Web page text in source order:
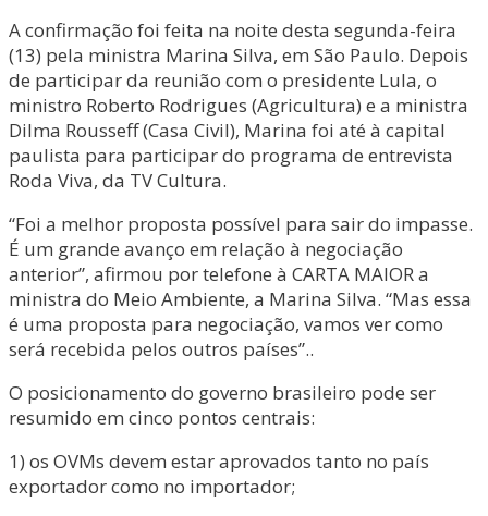
A confirmação foi feita na noite desta segunda-feira
(13) pela ministra Marina Silva, em São Paulo. Depois
de participar da reunião com o presidente Lula, o
ministro Roberto Rodrigues (Agricultura) e a ministra
Dilma Rousseff (Casa Civil), Marina foi até à capital
paulista para participar do programa de entrevista
Roda Viva, da TV Cultura.
“Foi a melhor proposta possível para sair do impasse.
É um grande avanço em relação à negociação
anterior”, afirmou por telefone à CARTA MAIOR a
ministra do Meio Ambiente, a Marina Silva. “Mas essa
é uma proposta para negociação, vamos ver como
será recebida pelos outros países”..
O posicionamento do governo brasileiro pode ser
resumido em cinco pontos centrais:
1) os OVMs devem estar aprovados tanto no país
exportador como no importador;